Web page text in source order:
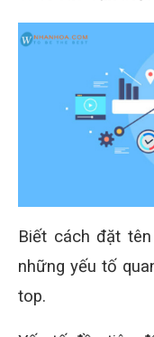
Biết cách đặt
những yếu tố
top.